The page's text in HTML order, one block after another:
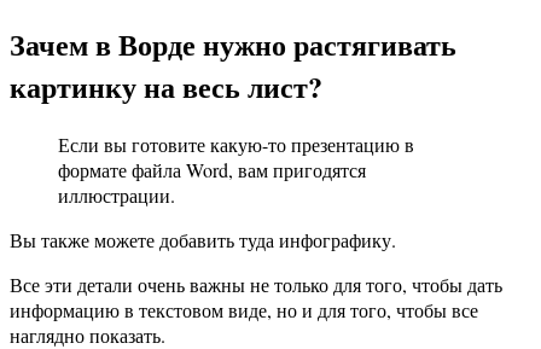
Зачем в Ворде нужно растягивать
картинку на весь лист?
Если вы готовите какую-то презентацию в
формате файла Word, вам пригодятся
иллюстрации.
Вы также можете добавить туда инфографику.
Все эти детали очень важны не только для того, чтобы дать
информацию в текстовом виде, но и для того, чтобы все
наглядно показать.